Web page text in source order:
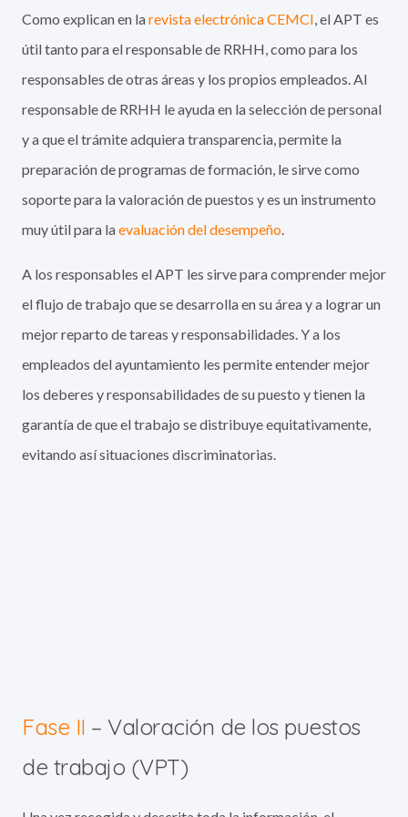
Como explican en larevista electrónica CEMCI, el APT es
útil tanto para el responsable de RRHH, como para los
responsables de otras áreas y los propios empleados. Al
responsable de RRHH le ayuda en la selección de personal
y a que el trámite adquiera transparencia, permite la
preparación de programas de formación, le sirve como
soporte para la valoración de puestos y es un instrumento
muy útil para laevaluación del desempeño.
A los responsables el APT les sirve para comprender mejor
el flujo de trabajo que se desarrolla en su área y a lograr un
mejor reparto de tareas y responsabilidades. Y a los
empleados del ayuntamiento les permite entender mejor
los deberes y responsabilidades de su puesto y tienen la
garantía de que el trabajo se distribuye equitativamente,
evitando así situaciones discriminatorias.
Fase II – Valoración de los puestos
de trabajo (VPT)